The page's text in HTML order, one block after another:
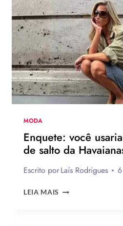
DECORADAS
FÁCEIS
DE
FAZER
MODA
Enquete: você
de salto da
Escrito porLaís Rodrigues
LEIA MAIS ENQUETE: